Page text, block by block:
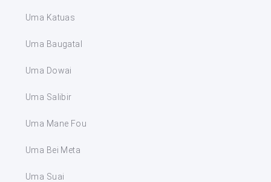
Uma Katuas
Uma Baugatal
Uma Dowai
Uma Salibir
Uma Mane Fou
Uma Bei Meta
Uma Suai